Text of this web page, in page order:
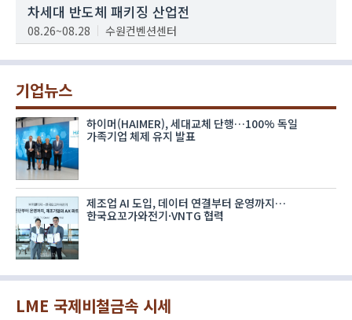
차세대 반도체 패키징 산업전
08.26~08.28 수원컨벤션센터
기업뉴스
하이머(HAIMER), 세대교체 단행…100% 독일
가족기업 체제 유지 발표
제조업 AI 도입, 데이터 연결부터 운영까지…
한국요꼬가와전기·VNTG 협력
LME 국제비철금속 시세